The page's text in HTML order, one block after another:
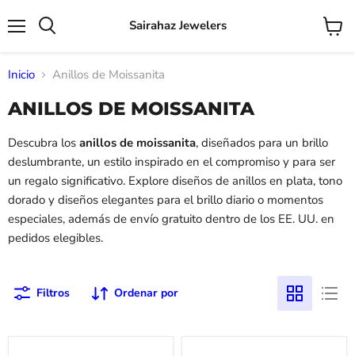
Sairahaz Jewelers
Ver
Inicio Anillos de Moissanita
ANILLOS DE MOISSANITA
Descubra los anillos de moissanita, diseñados para un brillo
deslumbrante, un estilo inspirado en el compromiso y para ser
un regalo significativo. Explore diseños de anillos en plata, tono
dorado y diseños elegantes para el brillo diario o momentos
especiales, además de envío gratuito dentro de los EE. UU. en
pedidos elegibles.
Filtros Ordenar por